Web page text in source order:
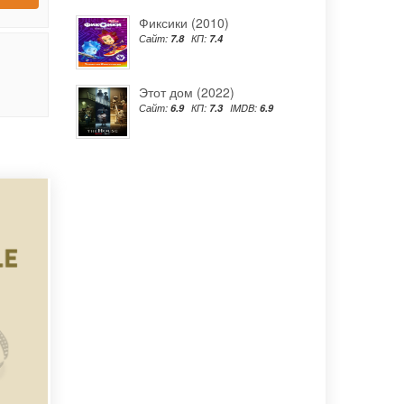
Фиксики (2010)
Сайт: 7.8 КП: 7.4
Этот дом (2022)
Сайт: 6.9 КП: 7.3 IMDB: 6.9